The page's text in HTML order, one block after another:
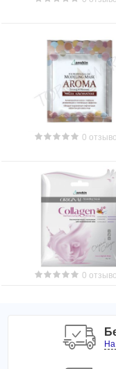
Состав:
этилгексаноат,
ПЭГ-10
ацетат, сок
лимона,
натрия,
пропилпарабен.
0
0